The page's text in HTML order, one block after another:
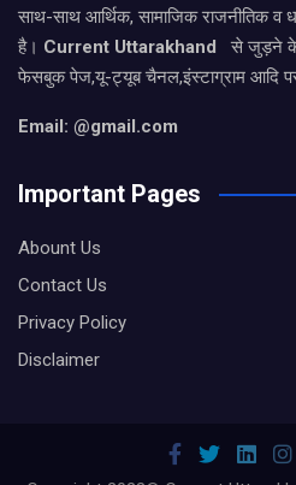
साथ-साथ आर्थिक, सामाजिक राजनीतिक व
है। Current Uttarakhand
से जुड़ने के
फेसबुक पेज,यू-ट्यूब चैनल,इंस्टाग्राम आदि
Email: @gmail.com
Important Pages
Abount Us
Contact Us
Privacy Policy
Disclaimer